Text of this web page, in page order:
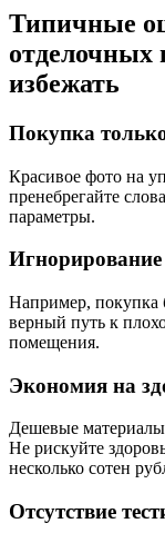
Типичные
избежать
Покупка
Красивое фото на
пренебрегайте
параметры.
Игнорирование
Например,
верный путь к
помещения.
Экономия на
Дешевые
Не рискуйте
несколько сотен
Отсутствие